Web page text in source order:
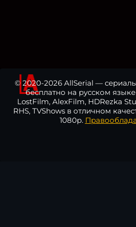
© 2020-2026 AllSerial —
бесплатно на русском
LostFilm, AlexFilm, HDRezka
RHS, TVShows в отличном
1080p.